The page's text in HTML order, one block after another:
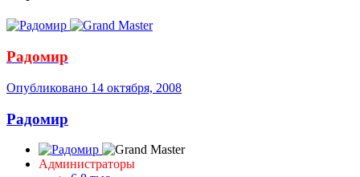
Радомир
Опубликовано 14 октября, 2008
Радомир
Администраторы